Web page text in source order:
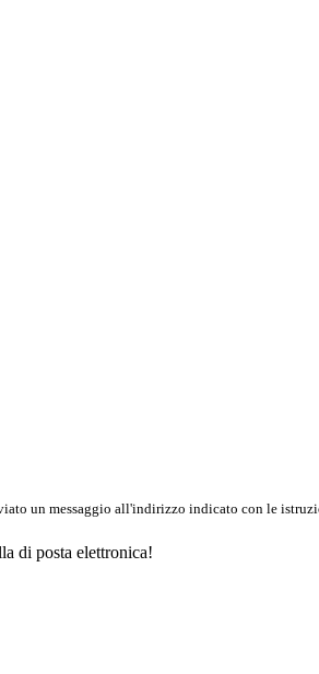
un messaggio all'indirizzo indicato con le
di posta elettronica!